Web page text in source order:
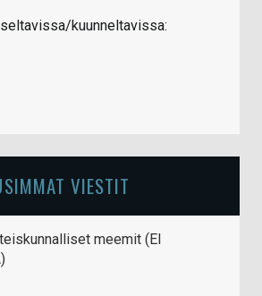
kuunneltavissa:
VIESTIT
meemit (EI